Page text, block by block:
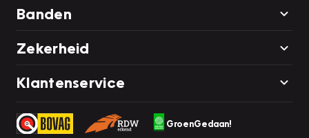
Banden
Zekerheid
Klantenservice
GroenGedaan!